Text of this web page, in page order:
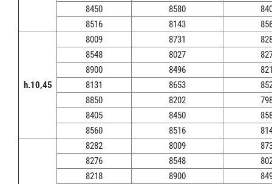
8450 8580
8516
8143
h.10,45
8009 8731
8548
8027
8900
8496
8131
8653
8850
8202
8405
8450
8560
8516
8282 8009
8276
8548
8218
8900